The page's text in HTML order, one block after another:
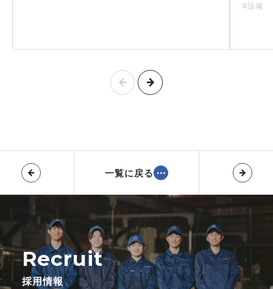
#設備
一覧に戻る
Recruit
採用情報